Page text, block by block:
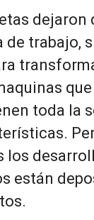
dejaron
de trabajo,
toda la
los
están